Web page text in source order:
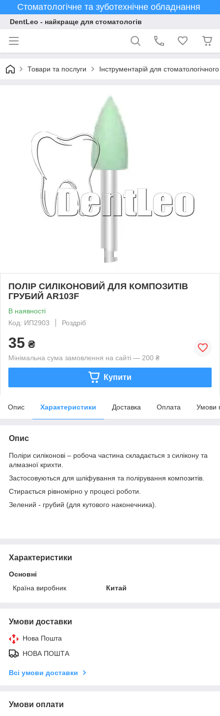
Стоматологічне та зуботехнічне обладнання
DentLeo - найкраще для стоматологів
Товари та послуги Інструментарій для стоматологічного
ПОЛІР СИЛІКОНОВИЙ ДЛЯ КОМПОЗИТІВ
ГРУБИЙ AR103F
В наявності
Код: ИП2903
Роздріб
35 ₴
Мінімальна сума замовлення на сайті — 200 ₴
Купити
Опис Характеристики Доставка Оплата Умови
Опис
Поліри силіконові – робоча частина складається з силікону та
алмазної крихти.
Застосовуються для шліфування та полірування композитів.
Стирається рівномірно у процесі роботи.
Зелений - грубий (для кутового наконечника).
Характеристики
Основні
Країна виробник
Китай
Умови доставки
Нова Пошта
НОВА ПОШТА
Всі умови доставки
Умови оплати